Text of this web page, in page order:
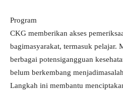
Program
CKG memberikan akses
bagimasyarakat, termasuk pelajar.
berbagai potensigangguan
belum berkembang
Langkah ini membantu